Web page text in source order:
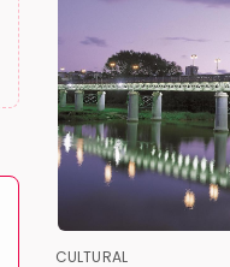
CULTURAL